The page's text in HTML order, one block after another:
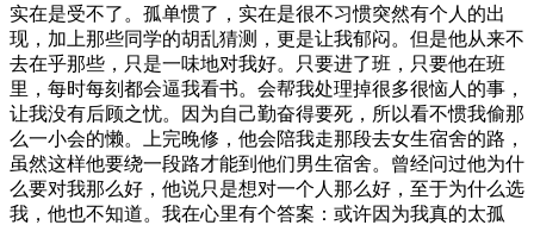
实在是受不了。孤单惯了，实在是很不习惯突然有个人的出
现，加上那些同学的胡乱猜测，更是让我郁闷。但是他从来不
去在乎那些，只是一味地对我好。只要进了班，只要他在班
里，每时每刻都会逼我看书。会帮我处理掉很多很恼人的事，
让我没有后顾之忧。因为自己勤奋得要死，所以看不惯我偷那
么一小会的懒。上完晚修，他会陪我走那段去女生宿舍的路，
虽然这样他要绕一段路才能到他们男生宿舍。曾经问过他为什
么要对我那么好，他说只是想对一个人那么好，至于为什么选
我，他也不知道。我在心里有个答案：或许因为我真的太孤